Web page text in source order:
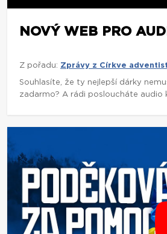
NOVÝ WEB PRO
Z pořadu: Zprávy z Církve
Souhlasíte, že ty nejlepší dárky
zadarmo? A rádi posloucháte audio